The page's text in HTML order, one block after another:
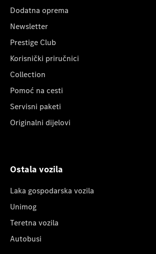
Dodatna oprema
Newsletter
Prestige Club
Korisnički priručnici
Collection
Pomoć na cesti
Servisni paketi
Originalni dijelovi
Ostala vozila
Laka gospodarska vozila
Unimog
Teretna vozila
Autobusi